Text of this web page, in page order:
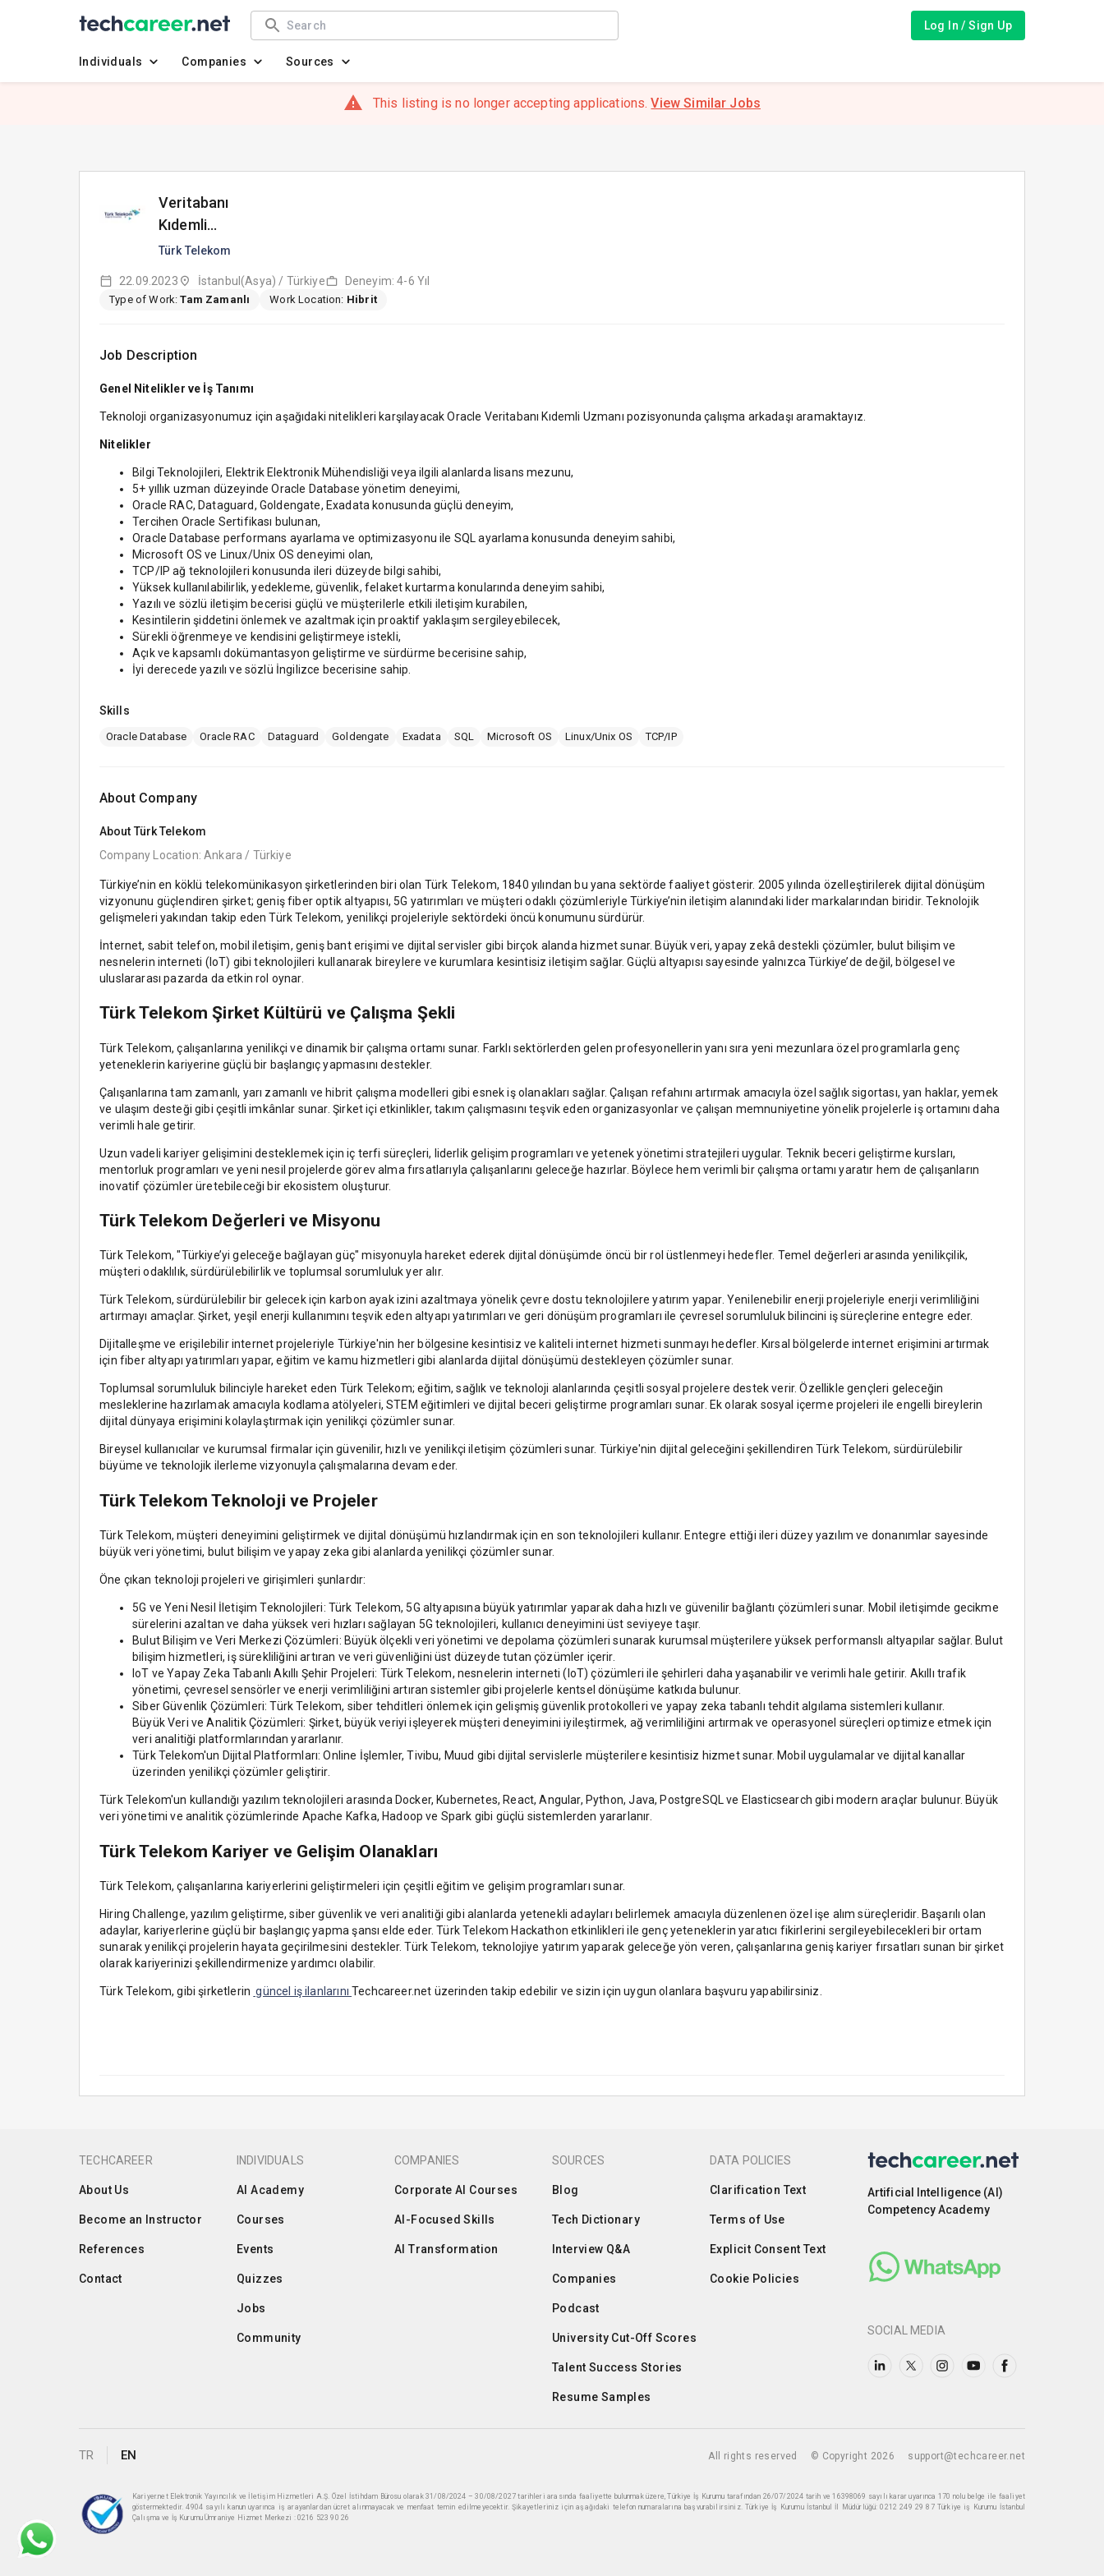
Log In / Sign Up
Individuals Companies Sources
This listing is no longer accepting applications.View Similar Jobs
Veritabanı
Kıdemli
Uzmanı
Database
Türk Telekom
22.09.2023 İstanbul(Asya) / Türkiye Deneyim: 4-6 Yıl
Type of Work:Tam Zamanlı Work Location: Hibrit
Job Description
Genel Nitelikler ve İş Tanımı
Teknoloji organizasyonumuz için aşağıdaki nitelikleri karşılayacak Oracle Veritabanı Kıdemli Uzmanı pozisyonunda çalışma arkadaşı aramaktayız.
Nitelikler
Bilgi Teknolojileri, Elektrik Elektronik Mühendisliği veya ilgili alanlarda lisans mezunu,
5+ yıllık uzman düzeyinde Oracle Database yönetim deneyimi,
Oracle RAC, Dataguard, Goldengate, Exadata konusunda güçlü deneyim,
Tercihen Oracle Sertifikası bulunan,
Oracle Database performans ayarlama ve optimizasyonu ile SQL ayarlama konusunda deneyim sahibi,
Microsoft OS ve Linux/Unix OS deneyimi olan,
TCP/IP ağ teknolojileri konusunda ileri düzeyde bilgi sahibi,
Yüksek kullanılabilirlik, yedekleme, güvenlik, felaket kurtarma konularında deneyim sahibi,
Yazılı ve sözlü iletişim becerisi güçlü ve müşterilerle etkili iletişim kurabilen,
Kesintilerin şiddetini önlemek ve azaltmak için proaktif yaklaşım sergileyebilecek,
Sürekli öğrenmeye ve kendisini geliştirmeye istekli,
Açık ve kapsamlı dokümantasyon geliştirme ve sürdürme becerisine sahip,
İyi derecede yazılı ve sözlü İngilizce becerisine sahip.
Skills
Oracle Database Oracle RAC Dataguard Goldengate Exadata SQL Microsoft OS Linux/Unix OS TCP/IP
About Company
About Türk Telekom
Company Location: Ankara / Türkiye
Türkiye’nin en köklü telekomünikasyon şirketlerinden biri olan Türk Telekom, 1840 yılından bu yana sektörde faaliyet gösterir. 2005 yılında özelleştirilerek dijital dönüşüm
vizyonunu güçlendiren şirket; geniş fiber optik altyapısı, 5G yatırımları ve müşteri odaklı çözümleriyle Türkiye’nin iletişim alanındaki lider markalarından biridir. Teknolojik
gelişmeleri yakından takip eden Türk Telekom, yenilikçi projeleriyle sektördeki öncü konumunu sürdürür.
İnternet, sabit telefon, mobil iletişim, geniş bant erişimi ve dijital servisler gibi birçok alanda hizmet sunar. Büyük veri, yapay zekâ destekli çözümler, bulut bilişim ve
nesnelerin interneti (IoT) gibi teknolojileri kullanarak bireylere ve kurumlara kesintisiz iletişim sağlar. Güçlü altyapısı sayesinde yalnızca Türkiye’de değil, bölgesel ve
uluslararası pazarda da etkin rol oynar.
Türk Telekom Şirket Kültürü ve Çalışma Şekli
Türk Telekom, çalışanlarına yenilikçi ve dinamik bir çalışma ortamı sunar. Farklı sektörlerden gelen profesyonellerin yanı sıra yeni mezunlara özel programlarla genç
yeteneklerin kariyerine güçlü bir başlangıç yapmasını destekler.
Çalışanlarına tam zamanlı, yarı zamanlı ve hibrit çalışma modelleri gibi esnek iş olanakları sağlar. Çalışan refahını artırmak amacıyla özel sağlık sigortası, yan haklar, yemek
ve ulaşım desteği gibi çeşitli imkânlar sunar. Şirket içi etkinlikler, takım çalışmasını teşvik eden organizasyonlar ve çalışan memnuniyetine yönelik projelerle iş ortamını daha
verimli hale getirir.
Uzun vadeli kariyer gelişimini desteklemek için iç terfi süreçleri, liderlik gelişim programları ve yetenek yönetimi stratejileri uygular. Teknik beceri geliştirme kursları,
mentorluk programları ve yeni nesil projelerde görev alma fırsatlarıyla çalışanlarını geleceğe hazırlar. Böylece hem verimli bir çalışma ortamı yaratır hem de çalışanların
inovatif çözümler üretebileceği bir ekosistem oluşturur.
Türk Telekom Değerleri ve Misyonu
Türk Telekom, "Türkiye’yi geleceğe bağlayan güç" misyonuyla hareket ederek dijital dönüşümde öncü bir rol üstlenmeyi hedefler. Temel değerleri arasında yenilikçilik,
müşteri odaklılık, sürdürülebilirlik ve toplumsal sorumluluk yer alır.
Türk Telekom, sürdürülebilir bir gelecek için karbon ayak izini azaltmaya yönelik çevre dostu teknolojilere yatırım yapar. Yenilenebilir enerji projeleriyle enerji verimliliğini
artırmayı amaçlar. Şirket, yeşil enerji kullanımını teşvik eden altyapı yatırımları ve geri dönüşüm programları ile çevresel sorumluluk bilincini iş süreçlerine entegre eder.
Dijitalleşme ve erişilebilir internet projeleriyle Türkiye'nin her bölgesine kesintisiz ve kaliteli internet hizmeti sunmayı hedefler. Kırsal bölgelerde internet erişimini artırmak
için fiber altyapı yatırımları yapar, eğitim ve kamu hizmetleri gibi alanlarda dijital dönüşümü destekleyen çözümler sunar.
Toplumsal sorumluluk bilinciyle hareket eden Türk Telekom; eğitim, sağlık ve teknoloji alanlarında çeşitli sosyal projelere destek verir. Özellikle gençleri geleceğin
mesleklerine hazırlamak amacıyla kodlama atölyeleri, STEM eğitimleri ve dijital beceri geliştirme programları sunar. Ek olarak sosyal içerme projeleri ile engelli bireylerin
dijital dünyaya erişimini kolaylaştırmak için yenilikçi çözümler sunar.
Bireysel kullanıcılar ve kurumsal firmalar için güvenilir, hızlı ve yenilikçi iletişim çözümleri sunar. Türkiye'nin dijital geleceğini şekillendiren Türk Telekom, sürdürülebilir
büyüme ve teknolojik ilerleme vizyonuyla çalışmalarına devam eder.
Türk Telekom Teknoloji ve Projeler
Türk Telekom, müşteri deneyimini geliştirmek ve dijital dönüşümü hızlandırmak için en son teknolojileri kullanır. Entegre ettiği ileri düzey yazılım ve donanımlar sayesinde
büyük veri yönetimi, bulut bilişim ve yapay zeka gibi alanlarda yenilikçi çözümler sunar.
Öne çıkan teknoloji projeleri ve girişimleri şunlardır:
5G ve Yeni Nesil İletişim Teknolojileri: Türk Telekom, 5G altyapısına büyük yatırımlar yaparak daha hızlı ve güvenilir bağlantı çözümleri sunar. Mobil iletişimde gecikme
sürelerini azaltan ve daha yüksek veri hızları sağlayan 5G teknolojileri, kullanıcı deneyimini üst seviyeye taşır.
Bulut Bilişim ve Veri Merkezi Çözümleri: Büyük ölçekli veri yönetimi ve depolama çözümleri sunarak kurumsal müşterilere yüksek performanslı altyapılar sağlar. Bulut
bilişim hizmetleri, iş sürekliliğini artıran ve veri güvenliğini üst düzeyde tutan çözümler içerir.
IoT ve Yapay Zeka Tabanlı Akıllı Şehir Projeleri: Türk Telekom, nesnelerin interneti (IoT) çözümleri ile şehirleri daha yaşanabilir ve verimli hale getirir. Akıllı trafik
yönetimi, çevresel sensörler ve enerji verimliliğini artıran sistemler gibi projelerle kentsel dönüşüme katkıda bulunur.
Siber Güvenlik Çözümleri: Türk Telekom, siber tehditleri önlemek için gelişmiş güvenlik protokolleri ve yapay zeka tabanlı tehdit algılama sistemleri kullanır.
Büyük Veri ve Analitik Çözümleri: Şirket, büyük veriyi işleyerek müşteri deneyimini iyileştirmek, ağ verimliliğini artırmak ve operasyonel süreçleri optimize etmek için
veri analitiği platformlarından yararlanır.
Türk Telekom'un Dijital Platformları: Online İşlemler, Tivibu, Muud gibi dijital servislerle müşterilere kesintisiz hizmet sunar. Mobil uygulamalar ve dijital kanallar
üzerinden yenilikçi çözümler geliştirir.
Türk Telekom'un kullandığı yazılım teknolojileri arasında Docker, Kubernetes, React, Angular, Python, Java, PostgreSQL ve Elasticsearch gibi modern araçlar bulunur. Büyük
veri yönetimi ve analitik çözümlerinde Apache Kafka, Hadoop ve Spark gibi güçlü sistemlerden yararlanır.
Türk Telekom Kariyer ve Gelişim Olanakları
Türk Telekom, çalışanlarına kariyerlerini geliştirmeleri için çeşitli eğitim ve gelişim programları sunar.
Hiring Challenge, yazılım geliştirme, siber güvenlik ve veri analitiği gibi alanlarda yetenekli adayları belirlemek amacıyla düzenlenen özel işe alım süreçleridir. Başarılı olan
adaylar, kariyerlerine güçlü bir başlangıç yapma şansı elde eder. Türk Telekom Hackathon etkinlikleri ile genç yeteneklerin yaratıcı fikirlerini sergileyebilecekleri bir ortam
sunarak yenilikçi projelerin hayata geçirilmesini destekler. Türk Telekom, teknolojiye yatırım yaparak geleceğe yön veren, çalışanlarına geniş kariyer fırsatları sunan bir şirket
olarak kariyerinizi şekillendirmenize yardımcı olabilir.
Türk Telekom, gibi şirketlerin güncel iş ilanlarınıTechcareer.net üzerinden takip edebilir ve sizin için uygun olanlara başvuru yapabilirsiniz.
TECHCAREER
About Us
Become an Instructor
References
Contact
INDIVIDUALS
AI Academy
Courses
Events
Quizzes
Jobs
Community
COMPANIES
Corporate AI Courses
AI-Focused Skills
AI Transformation
SOURCES
Blog
Tech Dictionary
Interview Q&A
Companies
Podcast
University Cut-Off Scores
Talent Success Stories
Resume Samples
DATA POLICIES
Clarification Text
Terms of Use
Explicit Consent Text
Cookie Policies
Artificial Intelligence (AI)
Competency Academy
SOCIAL MEDIA
TR EN All rights reserved © Copyright 2026 support@techcareer.net
Kariyer.net Elektronik Yayıncılık ve İletişim Hizmetleri A.Ş. Özel İstihdam Bürosu olarak 31/08/2024 – 30/08/2027 tarihleri arasında faaliyette bulunmak üzere, Türkiye İş Kurumu tarafından 26/07/2024 tarih ve 16398069 sayılı karar uyarınca 170 nolu belge ile faaliyet
göstermektedir. 4904 sayılı kanun uyarınca iş arayanlardan ücret alınmayacak ve menfaat temin edilmeyecektir. Şikayetleriniz için aşağıdaki telefon numaralarına başvurabilirsiniz. Türkiye İş Kurumu İstanbul İl Müdürlüğü: 0212 249 29 87 Türkiye iş Kurumu İstanbul
Çalışma ve İş Kurumu Ümraniye Hizmet Merkezi : 0216 523 90 26